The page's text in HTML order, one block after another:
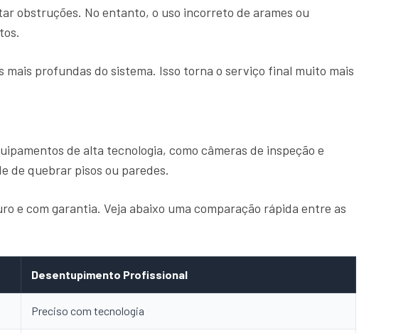
obstruções. No entanto, o uso incorreto de arames ou
profundas do sistema. Isso torna o serviço final muito mais
de alta tecnologia, como câmeras de inspeção e
de quebrar pisos ou paredes.
e com garantia. Veja abaixo uma comparação rápida entre as
Desentupimento Profissional
Preciso com tecnologia